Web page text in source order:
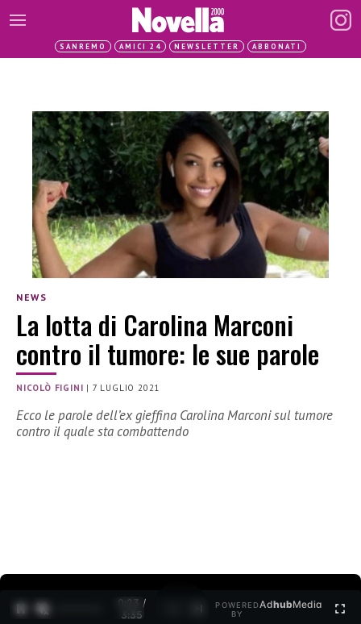
SANREMO AMICI 24 NEWSLETTER ABBONATI
NEWS
La lotta di Carolina Marconi
contro il tumore: le sue parole
NICOLÒ FIGINI | 7 LUGLIO 2021
Ecco le parole dell’ex gieffina Carolina Marconi sul tumore
contro il quale sta combattendo
0:24 /
3:35
POWERED
BY
AdhubMedia